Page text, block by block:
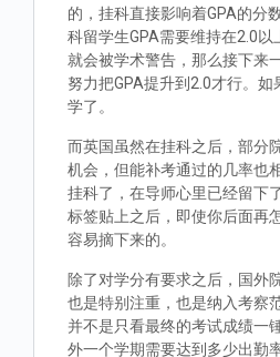
的，挂科直接影响着GPA的分
科留学生GPA需要维持在2.0以
就会被学术警告，那么接下来
努力把GPA提升到2.0才行。
学了。
而英国虽然在挂科之后，部分
机会，但能补考通过的几率也
挂科了，在导师心里已经留下
标签贴上之后，即使你后面再
容易摘下来的。
除了对学分有要求之后，国外
也是特别注重，也是纳入考察
并不是只看最终的考试成绩一
外一个学期需要达到多少出勤